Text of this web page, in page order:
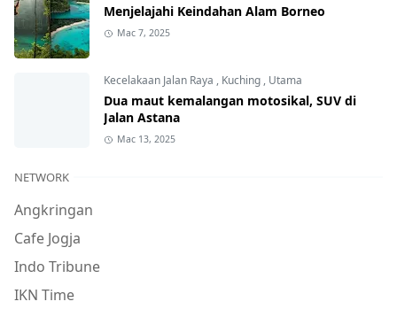
Menjelajahi Keindahan Alam Borneo
Mac 7, 2025
Kecelakaan Jalan Raya , Kuching, Utama
Dua maut kemalangan motosikal, SUV di
Jalan Astana
Mac 13, 2025
NETWORK
Angkringan
Cafe Jogja
Indo Tribune
IKN Time